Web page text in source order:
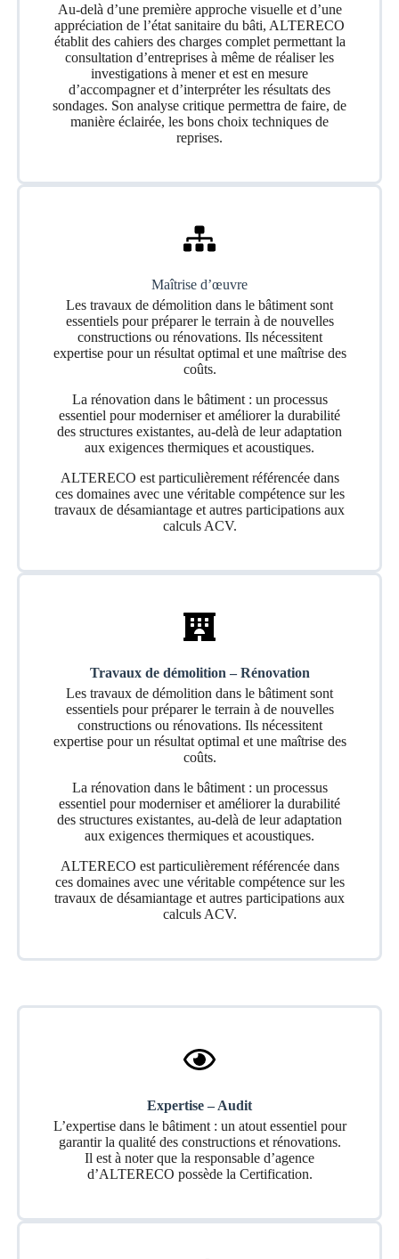
Au-delà d’une première approche visuelle et d’une
appréciation de l’état sanitaire du bâti, ALTERECO
établit des cahiers des charges complet permettant la
consultation d’entreprises à même de réaliser les
investigations à mener et est en mesure
d’accompagner et d’interpréter les résultats des
sondages. Son analyse critique permettra de faire, de
manière éclairée, les bons choix techniques de
reprises.
Maîtrise d’œuvre
Les travaux de démolition dans le bâtiment sont
essentiels pour préparer le terrain à de nouvelles
constructions ou rénovations. Ils nécessitent
expertise pour un résultat optimal et une maîtrise des
coûts.
La rénovation dans le bâtiment : un processus
essentiel pour moderniser et améliorer la durabilité
des structures existantes, au-delà de leur adaptation
aux exigences thermiques et acoustiques.
ALTERECO est particulièrement référencée dans
ces domaines avec une véritable compétence sur les
travaux de désamiantage et autres participations aux
calculs ACV.
Travaux de démolition – Rénovation
Les travaux de démolition dans le bâtiment sont
essentiels pour préparer le terrain à de nouvelles
constructions ou rénovations. Ils nécessitent
expertise pour un résultat optimal et une maîtrise des
coûts.
La rénovation dans le bâtiment : un processus
essentiel pour moderniser et améliorer la durabilité
des structures existantes, au-delà de leur adaptation
aux exigences thermiques et acoustiques.
ALTERECO est particulièrement référencée dans
ces domaines avec une véritable compétence sur les
travaux de désamiantage et autres participations aux
calculs ACV.
Expertise – Audit
L’expertise dans le bâtiment : un atout essentiel pour
garantir la qualité des constructions et rénovations.
Il est à noter que la responsable d’agence
d’ALTERECO possède la Certification.